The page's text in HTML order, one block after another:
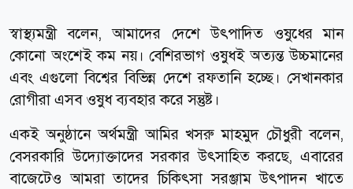
স্বাস্থ্যমন্ত্রী বলেন, আমাদের দেশে উৎপাদিত ওষুধের মান
কোনো অংশেই কম নয়। বেশিরভাগ ওষুধই অত্যন্ত উচ্চমানের
এবং এগুলো বিশ্বের বিভিন্ন দেশে রফতানি হচ্ছে। সেখানকার
রোগীরা এসব ওষুধ ব্যবহার করে সন্তুষ্ট।
একই অনুষ্ঠানে অর্থমন্ত্রী আমির খসরু মাহমুদ চৌধুরী বলেন,
বেসরকারি উদ্যোক্তাদের সরকার উৎসাহিত করছে, এবারের
বাজেটেও আমরা তাদের চিকিৎসা সরঞ্জাম উৎপাদন খাতে